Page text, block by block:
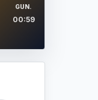
GUN.
00:59